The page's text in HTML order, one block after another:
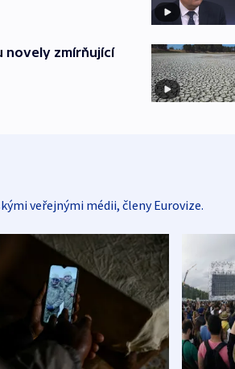
novely zmírňující
veřejnými médii, členy Eurovize.